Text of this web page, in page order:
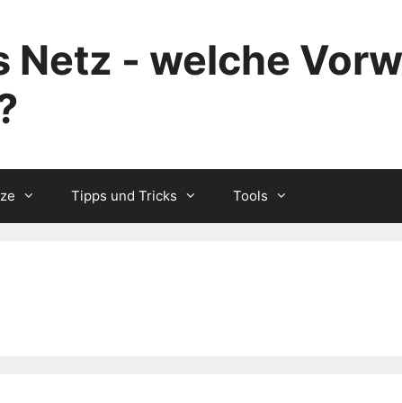
Netz - welche
Tipps und Tricks Tools